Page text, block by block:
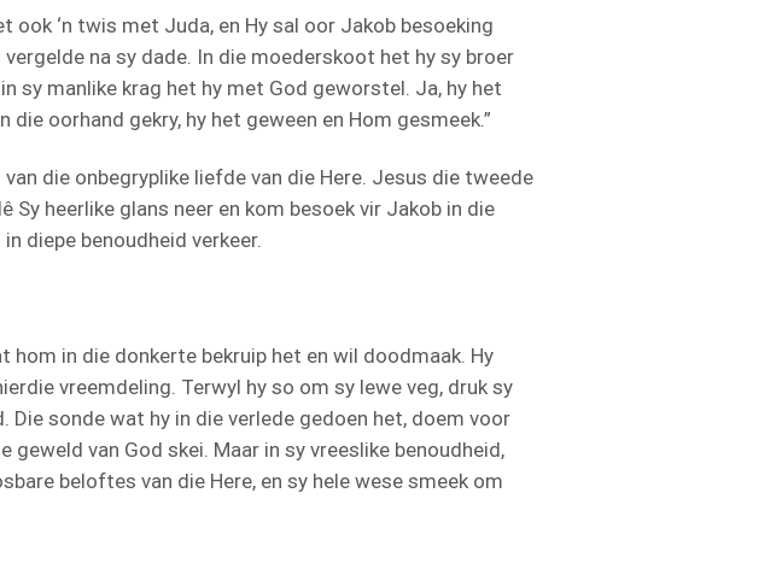
ook ‘n twis met Juda, en Hy sal oor Jakob besoeking
na sy dade. In die moederskoot het hy sy broer
sy manlike krag het hy met God geworstel. Ja, hy het
die oorhand gekry, hy het geween en Hom gesmeek.”
van die onbegryplike liefde van die Here. Jesus die tweede
Sy heerlike glans neer en kom besoek vir Jakob in die
diepe benoudheid verkeer.
hom in die donkerte bekruip het en wil doodmaak. Hy
vreemdeling. Terwyl hy so om sy lewe veg, druk sy
Die sonde wat hy in die verlede gedoen het, doem voor
geweld van God skei. Maar in sy vreeslike benoudheid,
beloftes van die Here, en sy hele wese smeek om